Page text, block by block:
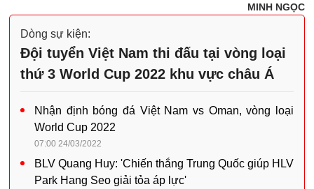
MINH NGỌC
Dòng sự kiện:
Đội tuyển Việt Nam thi đấu tại vòng loại
thứ 3 World Cup 2022 khu vực châu Á
Nhận định bóng đá Việt Nam vs Oman, vòng loại
World Cup 2022
07:00 24/03/2022
BLV Quang Huy: 'Chiến thắng Trung Quốc giúp HLV
Park Hang Seo giải tỏa áp lực'